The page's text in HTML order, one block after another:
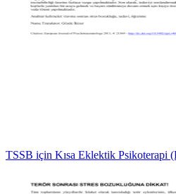
TSSB için Kısa Eklektik Psikoterapi